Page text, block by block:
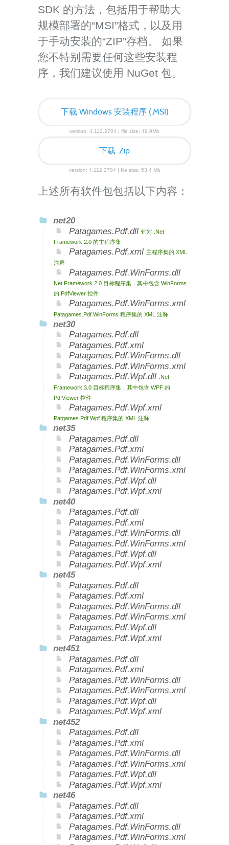
SDK 的方法，包括用于帮助大
规模部署的“MSI”格式，以及用
于手动安装的“ZIP”存档。 如果
您不特别需要任何这些安装程
序，我们建议使用 NuGet 包。
下载 Windows 安装程序 (.MSI)
version: 4.112.2704 | file size: 49.9Mb
下载 .Zip
version: 4.112.2704 | file size: 53.4 Mb
上述所有软件包包括以下内容：
net20
Patagames.Pdf.dll 针对 .Net
Framework 2.0 的主程序集
Patagames.Pdf.xml 主程序集的 XML
注释
Patagames.Pdf.WinForms.dll
Net Framework 2.0 目标程序集，其中包含 WinForms
的 PdfViewer 控件
Patagames.Pdf.WinForms.xml
Patagames.Pdf.WinForms 程序集的 XML 注释
net30
Patagames.Pdf.dll
Patagames.Pdf.xml
Patagames.Pdf.WinForms.dll
Patagames.Pdf.WinForms.xml
Patagames.Pdf.Wpf.dll
.Net
Framework 3.0 目标程序集，其中包含 WPF 的
PdfViewer 控件
Patagames.Pdf.Wpf.xml
Patgames.Pdf.Wpf 程序集的 XML 注释
net35
Patagames.Pdf.dll
Patagames.Pdf.xml
Patagames.Pdf.WinForms.dll
Patagames.Pdf.WinForms.xml
Patagames.Pdf.Wpf.dll
Patagames.Pdf.Wpf.xml
net40
Patagames.Pdf.dll
Patagames.Pdf.xml
Patagames.Pdf.WinForms.dll
Patagames.Pdf.WinForms.xml
Patagames.Pdf.Wpf.dll
Patagames.Pdf.Wpf.xml
net45
Patagames.Pdf.dll
Patagames.Pdf.xml
Patagames.Pdf.WinForms.dll
Patagames.Pdf.WinForms.xml
Patagames.Pdf.Wpf.dll
Patagames.Pdf.Wpf.xml
net451
Patagames.Pdf.dll
Patagames.Pdf.xml
Patagames.Pdf.WinForms.dll
Patagames.Pdf.WinForms.xml
Patagames.Pdf.Wpf.dll
Patagames.Pdf.Wpf.xml
net452
Patagames.Pdf.dll
Patagames.Pdf.xml
Patagames.Pdf.WinForms.dll
Patagames.Pdf.WinForms.xml
Patagames.Pdf.Wpf.dll
Patagames.Pdf.Wpf.xml
net46
Patagames.Pdf.dll
Patagames.Pdf.xml
Patagames.Pdf.WinForms.dll
Patagames.Pdf.WinForms.xml